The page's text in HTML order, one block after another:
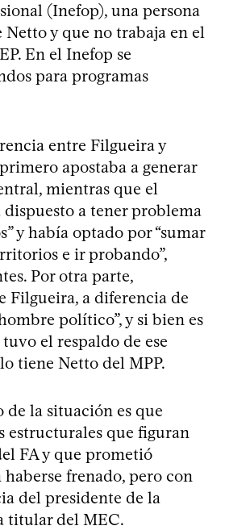
(Inefop), una persona
Netto y que no trabaja en el
En el Inefop se
para programas
entre Filgueira y
apostaba a generar
mientras que el
dispuesto a tener problema
y había optado por “sumar
e ir probando”,
Por otra parte,
Filgueira, a diferencia de
político”, y si bien es
el respaldo de ese
tiene Netto del MPP.
la situación es que
estructurales que figuran
FA y que prometió
haberse frenado, pero con
del presidente de la
titular del MEC.